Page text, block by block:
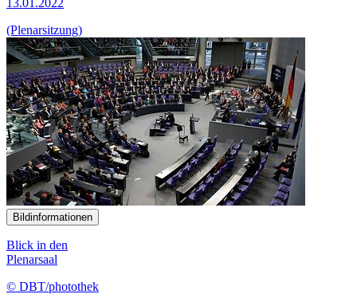
(Plenarsitzung)
Bildinformationen
Blick in den
Plenarsaal
© DBT/photothek